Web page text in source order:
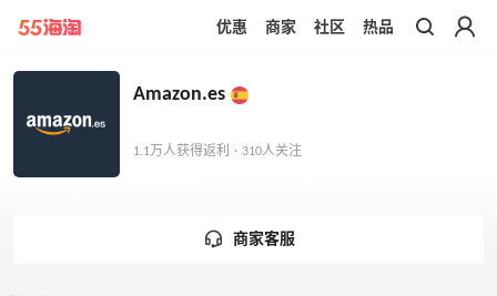
带你去官网买正品
优惠 商家 社区 热品
Amazon.es
1.1万人获得返利 · 310人关注
商家客服